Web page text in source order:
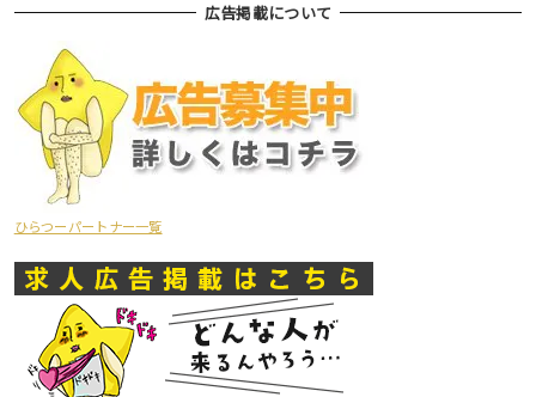
広告掲載について
ひらつーパートナー一覧